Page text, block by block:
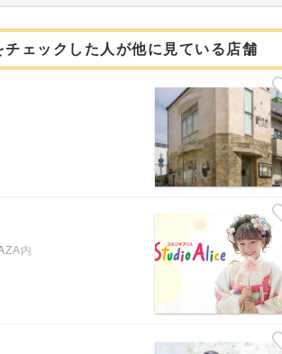
ェックした人が他に見ている店舗
内